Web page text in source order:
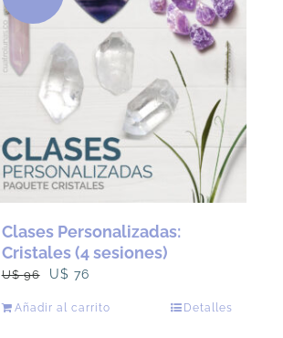
Clases Personalizadas:
Cristales (4 sesiones)
U$96
El
U$ 76El
Añadir al carrito Detalles